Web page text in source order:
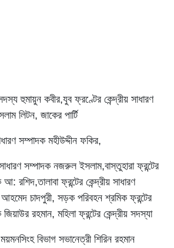
হুমায়ুন কবীর,যুব ফ্রণ্টের কেন্দ্রীয় সাধারণ
লিটন, জাকের পার্টি
সম্পাদক মহীউদ্দীন ফকির,
সম্পাদক নজরুল ইসলাম,বাস্তুহারা ফ্রন্টের
আ: রশিদ,তালাবা ফ্রন্টের কেন্দ্রীয় সাধারণ
চাদপুরী, সড়ক পরিবহন শ্রমিক ফ্রন্টের
জিয়াউর রহমান, মহিলা ফ্রন্টের কেন্দ্রীয় সদস্যা
বিভাগ সভানেত্রী শিরিন রহমান